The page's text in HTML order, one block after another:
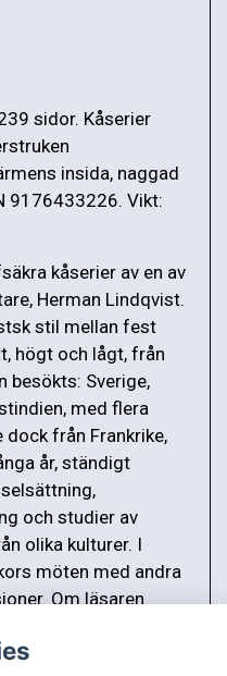
sidor. Kåserier
insida, naggad
9176433226. Vikt:
kåserier av en av
Herman Lindqvist.
stil mellan fest
högt och lågt, från
besökts: Sverige,
med flera
från Frankrike,
år, ständigt
och studier av
olika kulturer. I
möten med andra
Om läsaren